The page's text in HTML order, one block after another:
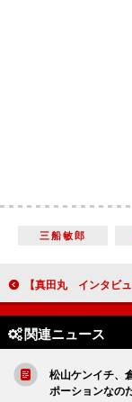
三船敏郎
【真田丸 インタビュー】藤本隆宏（堀田作兵衛） 「作兵衛はドラマの中で『戦は
関連ニュース
松山ケンイチ、
ポーションなの